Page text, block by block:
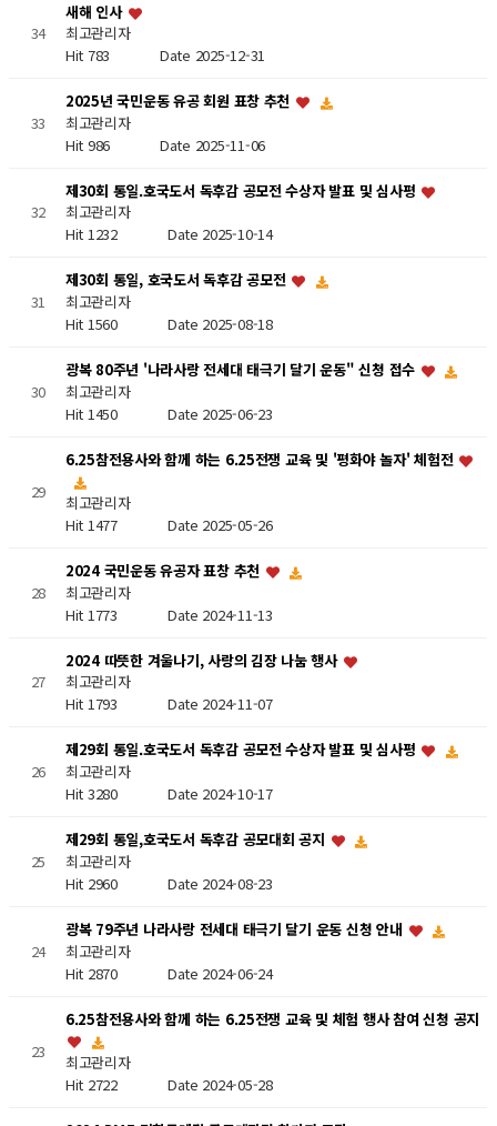
34
새해 인사
최고관리자
Hit 783Date 2025-12-31
33
2025년 국민운동 유공 회원 표창 추천
최고관리자
Hit 986Date 2025-11-06
32
제30회 통일.호국도서 독후감 공모전 수상자 발표 및 심사평
최고관리자
Hit 1232 Date 2025-10-14
31
제30회 통일, 호국도서 독후감 공모전
최고관리자
Hit 1560 Date 2025-08-18
30
광복 80주년 '나라사랑 전세대 태극기 달기 운동" 신청 접수
최고관리자
Hit 1450 Date 2025-06-23
29
6.25참전용사와 함께 하는 6.25전쟁 교육 및 '평화야 놀자' 체험전
최고관리자
Hit 1477 Date 2025-05-26
28
2024 국민운동 유공자 표창 추천
최고관리자
Hit 1773 Date 2024-11-13
27
2024 따뜻한 겨울나기, 사랑의 김장 나눔 행사
최고관리자
Hit 1793 Date 2024-11-07
26
제29회 통일.호국도서 독후감 공모전 수상자 발표 및 심사평
최고관리자
Hit 3280 Date 2024-10-17
25
제29회 통일,호국도서 독후감 공모대회 공지
최고관리자
Hit 2960 Date 2024-08-23
24
광복 79주년 나라사랑 전세대 태극기 달기 운동 신청 안내
최고관리자
Hit 2870 Date 2024-06-24
23
6.25참전용사와 함께 하는 6.25전쟁 교육 및 체험 행사 참여 신청 공지
최고관리자
Hit 2722 Date 2024-05-28